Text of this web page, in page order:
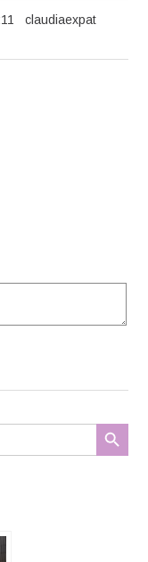
claudiaexpat
Search Button